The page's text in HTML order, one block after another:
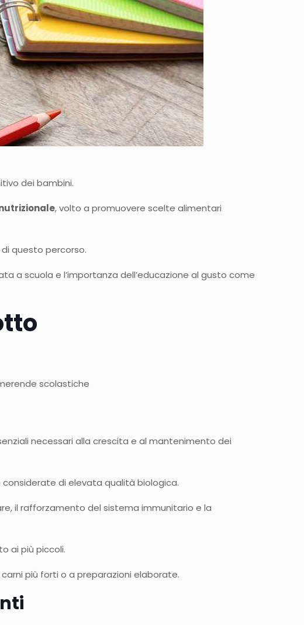
dei bambini.
, volto a promuovere scelte alimentari
questo percorso.
a scuola e l’importanza dell’educazione al gusto come
scolastiche
necessari alla crescita e al mantenimento dei
di elevata qualità biologica.
il rafforzamento del sistema immunitario e la
ai più piccoli.
più forti o a preparazioni elaborate.